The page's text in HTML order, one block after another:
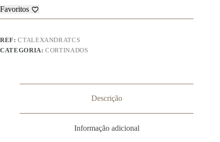
Cozinha
-
Alexandra
Favoritos
REF:CTALEXANDRATCS
CATEGORIA:CORTINADOS
Descrição
Informação adicional